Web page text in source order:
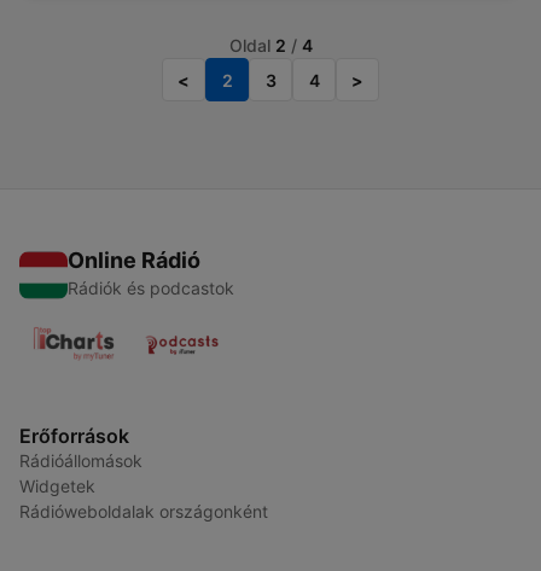
Oldal 2 / 4
<
2 3 4 >
Online Rádió
Rádiók és podcastok
Erőforrások
Rádióállomások
Widgetek
Rádióweboldalak országonként